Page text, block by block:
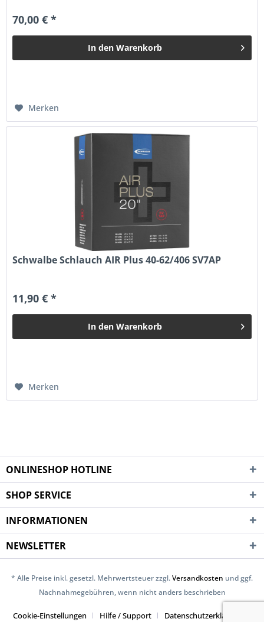
70,00 € *
In den Warenkorb
Merken
Schwalbe Schlauch AIR Plus 40-62/406 SV7AP
11,90 € *
In den Warenkorb
Merken
ONLINESHOP HOTLINE
SHOP SERVICE
INFORMATIONEN
NEWSLETTER
* Alle Preise inkl. gesetzl. Mehrwertsteuer zzgl.Versandkosten und ggf.
Nachnahmegebühren, wenn nicht anders beschrieben
Cookie-Einstellungen Hilfe / Support Datenschutzerklärung